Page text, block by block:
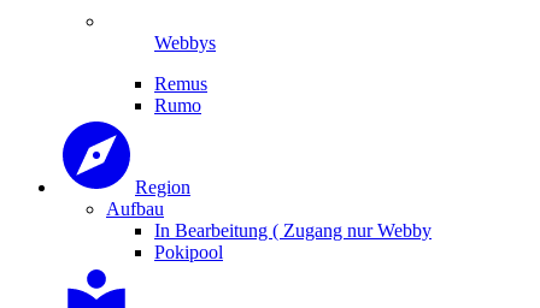
Webbys
Remus
Rumo
Region
Aufbau
In Bearbeitung ( Zugang nur Webby
Pokipool